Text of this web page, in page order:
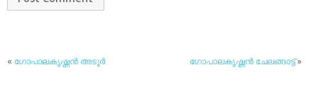
« ഗോപാലകൃഷ്ണന്‍ അടൂര്‍ ഗോപാലകൃഷ്ണന്‍ ചേലങ്ങാട്ട്»